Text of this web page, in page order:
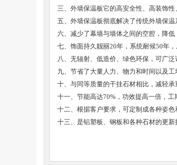
三、外墙保温板它的高安全性、高装饰
五、外墙保温板彻底解决了传统外墙保
六、减少了幕墙与墙体之间的空腔，降
七、饰面持久靓丽20年，系统耐候50年
八、无辐射、低造价、绿色环保，可广
九、节省了大量人力、物力和时间以及工
十、与同等质量的干挂石材相比，减轻承
十一、节能高达70%，功效提高一倍，工
十二、根据客户要求，可定制成各种姿色
十三、是铝塑板、钢板和各种石材的更新